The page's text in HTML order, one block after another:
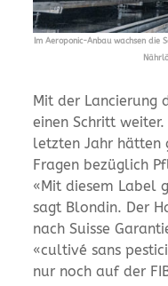
Im Aeroponic-Anbau wachsen die
Mit der Lancierung
einen Schritt
letzten Jahr hätten
Fragen bezüglich
«Mit diesem Label
sagt Blondin. Der
nach Suisse
«cultivé sans
nur noch auf der